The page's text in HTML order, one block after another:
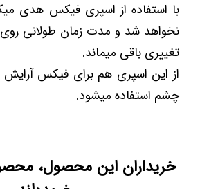
با استفاده از اسپری فیکس هدی
نخواهد شد و مدت زمان طولانی
تغییری باقی میماند.
از این اسپری هم برای فیکس
چشم استفاده میشود.
خریداران این محصول،